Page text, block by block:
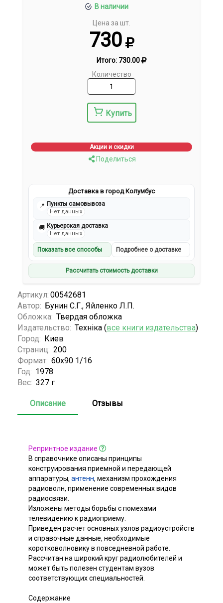
В наличии
Цена за шт.
730
Итого: 730.00
Количество
Купить
Акции и скидки
Поделиться
Доставка в город Колумбус
📍 Пункты самовывоза
Нет данных
🚚 Курьерская доставка
Нет данных
Показать все способы Подробнее о доставке
Рассчитать стоимость доставки
Артикул: 00542681
Автор: Бунин С.Г., Яйленко Л.П.
Обложка: Твердая обложка
Издательство: Технiка (все книги издательства)
Город: Киев
Страниц: 200
Формат: 60х90 1/16
Год: 1978
Вес: 327 г
Описание Отзывы
Репринтное издание
В справочнике описаны принципы
конструирования приемной и передающей
аппаратуры, антенн, механизм прохождения
радиоволн, применение современных видов
радиосвязи.
Изложены методы борьбы с помехами
телевидению к радиоприему.
Приведен расчет основных узлов радиоустройств
и справочные данные, необходимые
коротковолновику в повседневной работе.
Рассчитан на широкий круг радиолюбителей и
может быть полезен студентам вузов
соответствующих специальностей.
Содержание